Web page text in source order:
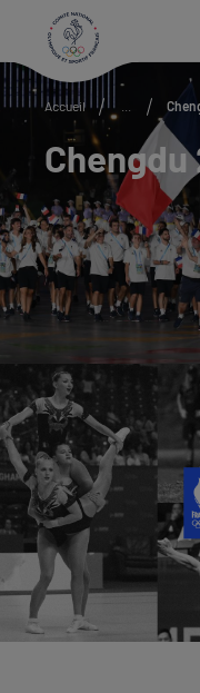
Accueil
Chengdu
Paramétrer les cookies